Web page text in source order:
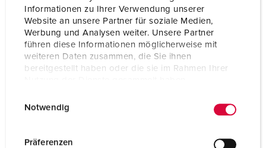
Informationen zu Ihrer Verwendung unserer
Website an unsere Partner für soziale Medien,
Werbung und Analysen weiter. Unsere Partner
führen diese Informationen möglicherweise mit
weiteren Daten zusammen, die Sie ihnen
bereitgestellt haben oder die sie im Rahmen Ihrer
Notwendig
Präferenzen
Flens 75x75 mm
Bevestigingsgaten 60x60 mm
Gewicht 108 g